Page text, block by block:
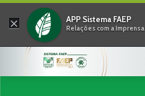
× APP Sistema FAEP
Relações com a Imprensa